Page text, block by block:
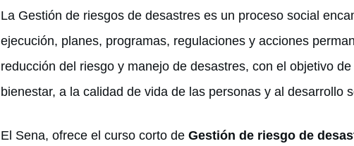
La Gestión de riesgos de desastres es un proceso social
ejecución, planes, programas, regulaciones y acciones
reducción del riesgo y manejo de desastres, con el objetivo
bienestar, a la calidad de vida de las personas y al desarrollo
El Sena, ofrece el curso corto deGestión de riesgo de